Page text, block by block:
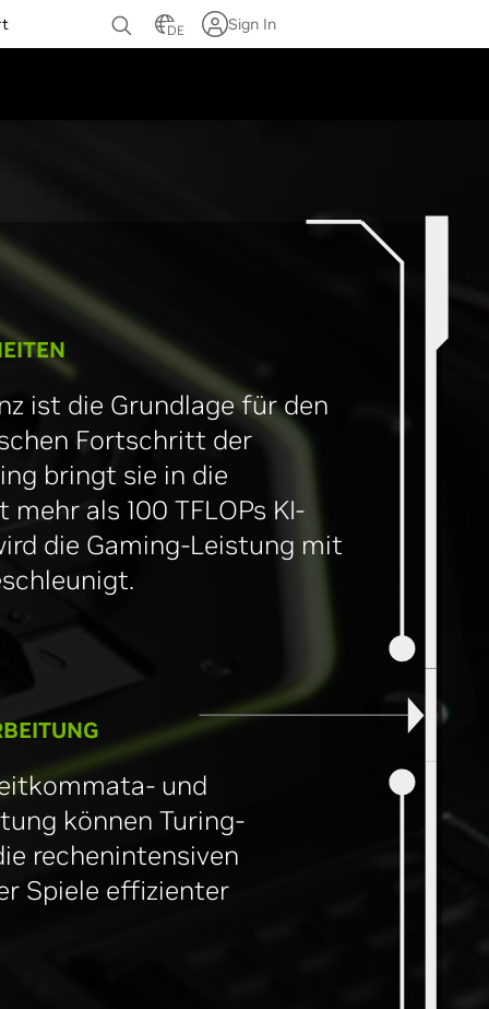
DE Sign In
ist die Grundlage für den
Fortschritt der
bringt sie in die
als 100 TFLOPs KI-
die Gaming-Leistung mit
und
können Turing-
rechenintensiven
Spiele effizienter